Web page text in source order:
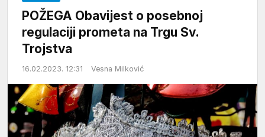
POŽEGA Obavijest o posebnoj
regulaciji prometa na Trgu Sv.
Trojstva
16.02.2023. 12:31 Vesna Milković